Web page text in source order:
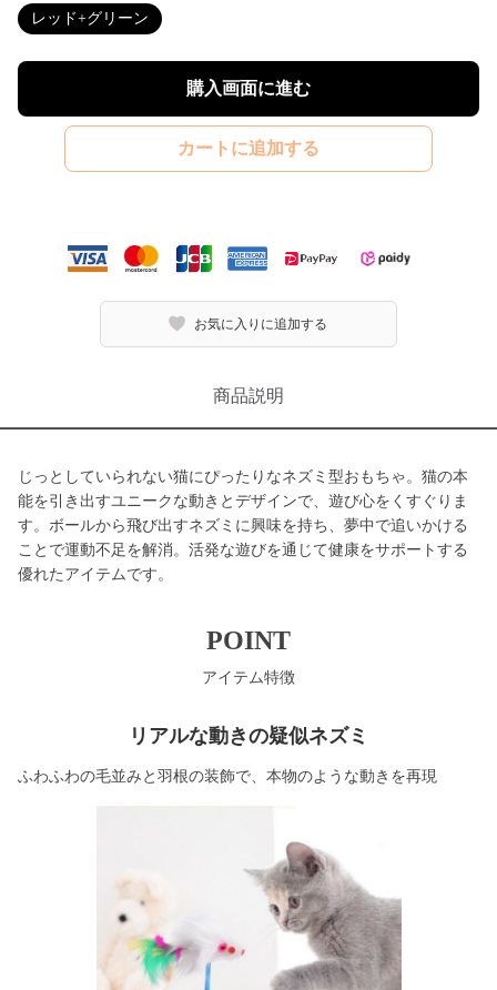
レッド+グリーン
購入画面に進む
カートに追加する
お気に入りに追加する
商品説明
じっとしていられない猫にぴったりなネズミ型おもちゃ。猫の本
能を引き出すユニークな動きとデザインで、遊び心をくすぐりま
す。ボールから飛び出すネズミに興味を持ち、夢中で追いかける
ことで運動不足を解消。活発な遊びを通じて健康をサポートする
優れたアイテムです。
POINT
アイテム特徴
リアルな動きの疑似ネズミ
ふわふわの毛並みと羽根の装飾で、本物のような動きを再現